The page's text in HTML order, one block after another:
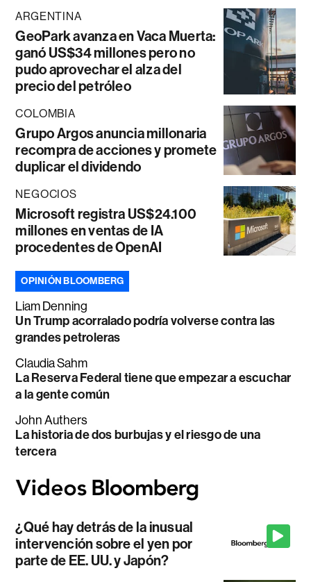
ARGENTINA
GeoPark avanza en Vaca Muerta:
ganó US$34 millones pero no
pudo aprovechar el alza del
precio del petróleo
COLOMBIA
Grupo Argos anuncia millonaria
recompra de acciones y promete
duplicar el dividendo
NEGOCIOS
Microsoft registra US$24.100
millones en ventas de IA
procedentes de OpenAI
OPINIÓN BLOOMBERG
Liam Denning
Un Trump acorralado podría volverse contra las
grandes petroleras
Claudia Sahm
La Reserva Federal tiene que empezar a escuchar
a la gente común
John Authers
La historia de dos burbujas y el riesgo de una
tercera
¿Qué hay detrás de la inusual
intervención sobre el yen por
parte de EE. UU. y Japón?